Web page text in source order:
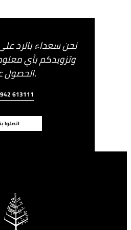
نحن سعداء بالرد
وتزويدكم بأي
الحصول عليها.
613111
اتصلوا